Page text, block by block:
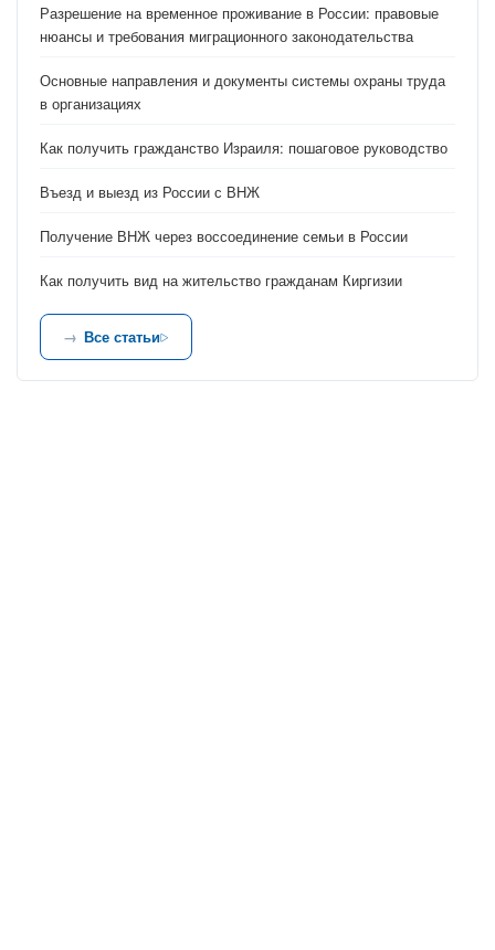
Разрешение на временное проживание в России: правовые
нюансы и требования миграционного законодательства
Основные направления и документы системы охраны труда
в организациях
Как получить гражданство Израиля: пошаговое руководство
Въезд и выезд из России с ВНЖ
Получение ВНЖ через воссоединение семьи в России
Как получить вид на жительство гражданам Киргизии
Все статьи